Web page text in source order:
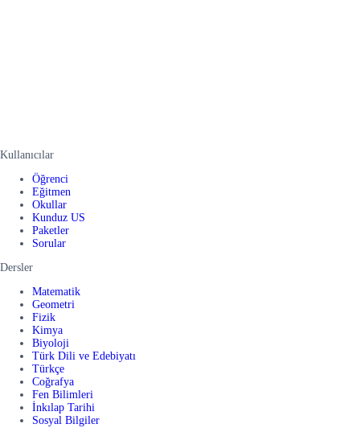
Kullanıcılar
Öğrenci
Eğitmen
Okullar
Kunduz US
Paketler
Sorular
Dersler
Matematik
Geometri
Fizik
Kimya
Biyoloji
Türk Dili ve Edebiyatı
Türkçe
Coğrafya
Fen Bilimleri
İnkılap Tarihi
Sosyal Bilgiler